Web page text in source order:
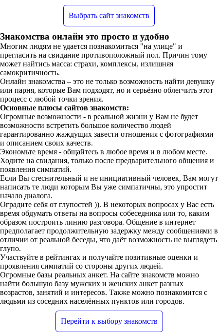
Выбрать сайт знакомств
Знакомства онлайн это просто и удобно
Многим людям не удается познакомиться "на улице" и
прегласить на свидание противоположный пол. Причин тому
может найтись масса: страхи, комплексы, излишняя
самокритичность.
Онлайн знакомства – это не только возможность найти девушку
или парня, которые Вам подходят, но и серьёзно облегчить этот
процесс с любой точки зрения.
Основные плюсы сайтов знакомств:
Огромные возможности - в реальной жизни у Вам не будет
возможности встретить большое количество людей
гарантированно жаждущих завести отношения с фотографиями
и описанием своих качеств.
Экономьте время - общайтесь в любое время и в любом месте.
Ходите на свидания, только после предварительного общения и
появления симпатий.
Если Вы стеснительный и не инициативный человек, Вам могут
написать те люди которым Вы уже симпатичны, это упростит
начало диалога.
Оградите себя от глупостей )). В некоторых вопросах у Вас есть
время обдумать ответы на вопросы собеседника или то, каким
образом построить линию разговора. Общение в интернет
предполагает продолжительную задержку между сообщениями в
отличии от реальной беседы, что даёт возможность не выглядеть
глупо.
Участвуйте в рейтингах и получайте позитивные оценки и
проявления симпатий со стороны других людей.
Огромные базы реальных анкет. На сайте знакомств можно
найти большую базу мужских и женских анкет разных
возрастов, занятий и интересов. Также можно познакомится с
людьми из соседних населённых пунктов или городов.
Перейти к выбору знакомств